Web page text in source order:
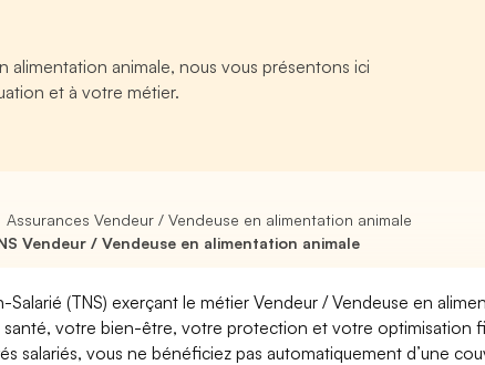
alimentation animale, nous vous présentons ici
et à votre métier.
Assurances Vendeur / Vendeuse en alimentation animale
Vendeur / Vendeuse en alimentation animale
Salarié (TNS) exerçant le métier Vendeur / Vendeuse en
santé, votre bien-être, votre protection et votre optimisation
salariés, vous ne bénéficiez pas automatiquement d’une